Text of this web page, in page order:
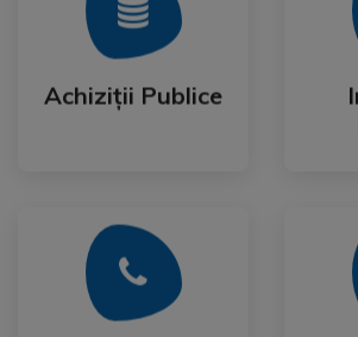
Achiziții Publice
Achiziții Publice
Mai Mult
Mai Mult